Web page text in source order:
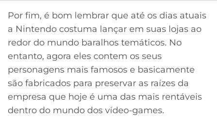
Por fim, é bom lembrar que até os dias atuais
a Nintendo costuma lançar em suas lojas ao
redor do mundo baralhos temáticos. No
entanto, agora eles contem os seus
personagens mais famosos e basicamente
são fabricados para preservar as raízes da
empresa que hoje é uma das mais rentáveis
dentro do mundo dos vídeo-games.